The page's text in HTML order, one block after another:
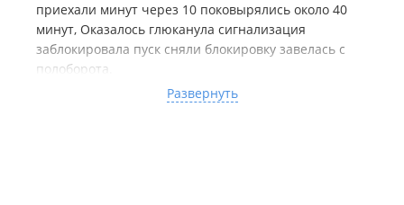
приехали минут через 10 поковырялись около 40
минут, Оказалось глюканула сигнализация
заблокировала пуск сняли блокировку завелась с
полоборота.
Уехал своим ходом. Парни чёткие не бросили, хотя
морока не очень прибыльная советую, если тупите
Развернуть